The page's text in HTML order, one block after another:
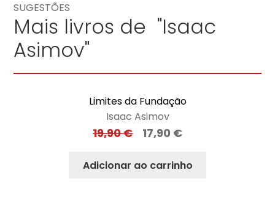
SUGESTÕES
Mais livros de "Isaac
Asimov"
Limites da Fundação
Isaac Asimov
19,90€ 17,90 €
Adicionar ao carrinho